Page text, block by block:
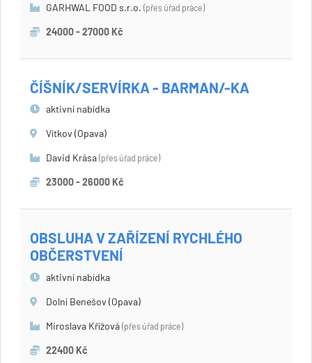
GARHWAL FOOD s.r.o. (přes úřad práce)
24000 - 27000 Kč
ČÍŠNÍK/SERVÍRKA - BARMAN/-KA
aktivní nabídka
Vítkov (Opava)
David Krása (přes úřad práce)
23000 - 26000 Kč
OBSLUHA V ZAŘÍZENÍ RYCHLÉHO
OBČERSTVENÍ
aktivní nabídka
Dolní Benešov (Opava)
Miroslava Křížová (přes úřad práce)
22400 Kč